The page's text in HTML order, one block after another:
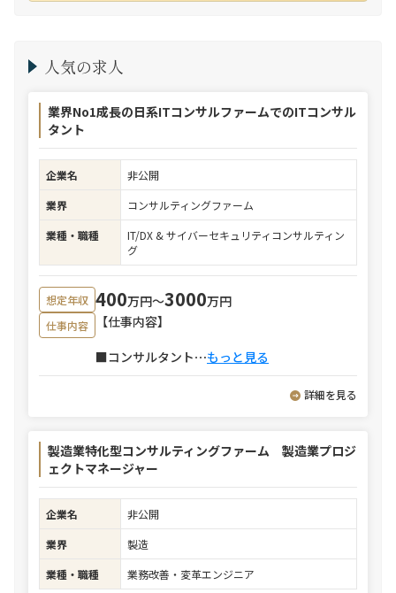
人気の求人
業界No1成長の日系ITコンサルファームでのITコンサル
タント
企業名
非公開
業界
コンサルティングファーム
業種・職種
IT/DX & サイバーセキュリティコンサルティン
グ
想定年収 400万円〜3000万円
仕事内容
【仕事内容】
■コンサルタント⋯もっと見る
詳細を見る
製造業特化型コンサルティングファーム 製造業プロジ
ェクトマネージャー
企業名
非公開
業界
製造
業種・職種
業務改善・変革エンジニア